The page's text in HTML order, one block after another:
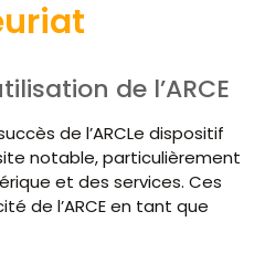
de l’ARCE
de l’ARCLe dispositif
notable, particulièrement
et des services. Ces
de l’ARCE en tant que